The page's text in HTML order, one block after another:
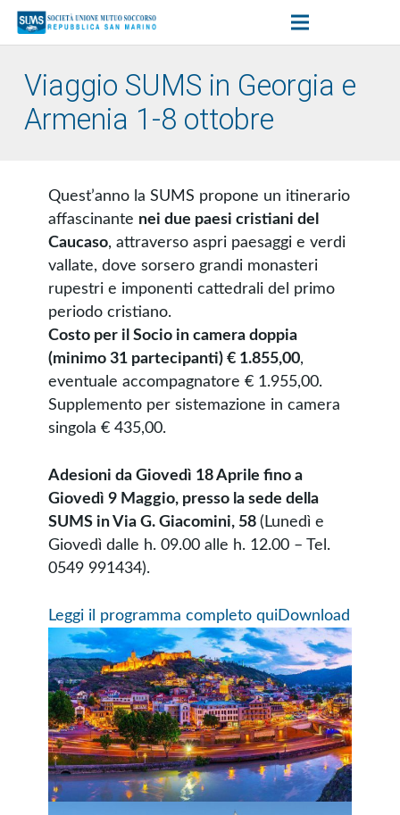
Viaggio SUMS in Georgia e
Armenia 1-8 ottobre
Quest’anno la SUMS propone un itinerario
affascinante nei due paesi cristiani del
Caucaso, attraverso aspri paesaggi e verdi
vallate, dove sorsero grandi monasteri
rupestri e imponenti cattedrali del primo
periodo cristiano.
Costo per il Socio in camera doppia
(minimo 31 partecipanti) € 1.855,00,
eventuale accompagnatore € 1.955,00.
Supplemento per sistemazione in camera
singola € 435,00.
Adesioni da Giovedì 18 Aprile fino a
Giovedì 9 Maggio, presso la sede della
SUMS in Via G. Giacomini, 58 (Lunedì e
Giovedì dalle h. 09.00 alle h. 12.00 – Tel.
0549 991434).
Leggi il programma completo quiDownload